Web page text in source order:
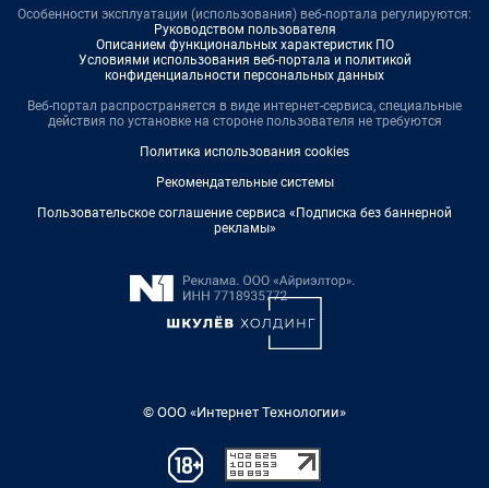
Особенности эксплуатации (использования) веб-портала регулируются:
Руководством пользователя
Описанием функциональных характеристик ПО
Условиями использования веб-портала и политикой
конфиденциальности персональных данных
Веб-портал распространяется в виде интернет-сервиса, специальные
действия по установке на стороне пользователя не требуются
Политика использования cookies
Рекомендательные системы
Пользовательское соглашение сервиса «Подписка без баннерной
рекламы»
© ООО «Интернет Технологии»